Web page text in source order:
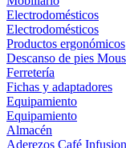
Electrodomésticos
Electrodomésticos
Productos ergonómicos
Descanso de pies
Ferretería
Fichas y adaptadores
Equipamiento
Equipamiento
Almacén
Aderezos Café